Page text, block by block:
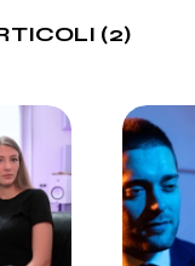
(2)